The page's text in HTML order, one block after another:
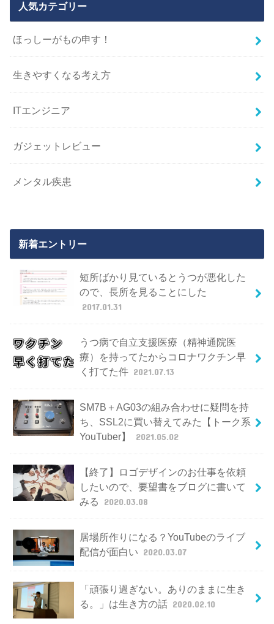
人気カテゴリー
ほっしーがもの申す！
生きやすくなる考え方
ITエンジニア
ガジェットレビュー
メンタル疾患
新着エントリー
短所ばかり見ているとうつが悪化した
ので、長所を見ることにした
2017.01.31
うつ病で自立支援医療（精神通院医
療）を持ってたからコロナワクチン早
く打てた件 2021.07.13
SM7B＋AG03の組み合わせに疑問を持
ち、SSL2に買い替えてみた【トーク系
YouTuber】
2021.05.02
【終了】ロゴデザインのお仕事を依頼
したいので、要望書をブログに書いて
みる
2020.03.08
居場所作りになる？YouTubeのライブ
配信が面白い 2020.03.07
「頑張り過ぎない。ありのままに生き
る。」は生き方の話 2020.02.10